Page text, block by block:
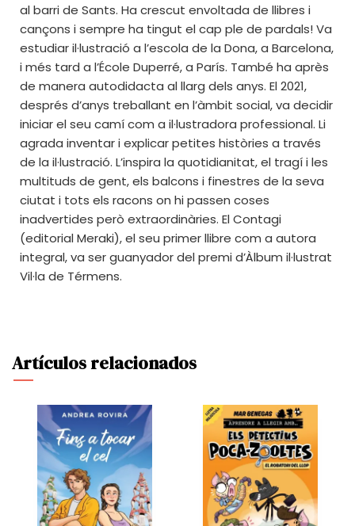
al barri de Sants. Ha crescut envoltada de llibres i
cançons i sempre ha tingut el cap ple de pardals! Va
estudiar il·lustració a l’escola de la Dona, a Barcelona,
i més tard a l’École Duperré, a París. També ha après
de manera autodidacta al llarg dels anys. El 2021,
després d’anys treballant en l’àmbit social, va decidir
iniciar el seu camí com a il·lustradora professional. Li
agrada inventar i explicar petites històries a través
de la il·lustració. L’inspira la quotidianitat, el tragí i les
multituds de gent, els balcons i finestres de la seva
ciutat i tots els racons on hi passen coses
inadvertides però extraordinàries. El Contagi
(editorial Meraki), el seu primer llibre com a autora
integral, va ser guanyador del premi d’Àlbum il·lustrat
Vil·la de Térmens.
Artículos relacionados